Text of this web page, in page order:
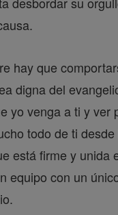
hay que
digna del
yo venga a ti y ver
todo de ti
está firme y unida
equipo con un